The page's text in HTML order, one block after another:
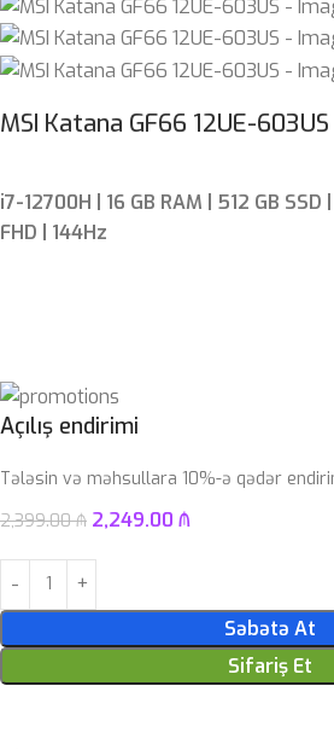
MSI Katana GF66 12UE-603US
i7-12700H | 16 GB RAM | 512 GB SSD
FHD | 144Hz
Açılış endirimi
Tələsin və məhsullara 10%-ə qədər
2,399.00₼ 2,249.00 ₼
Səbətə At
Sifariş Et